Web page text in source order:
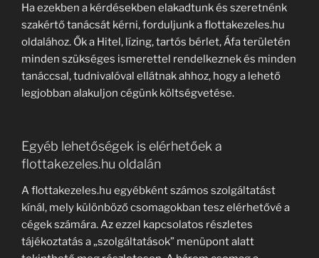
Ha ezekben a kérdésekben elakadtunk és szeretnénk
szakértő tanácsát kérni, forduljunk a flottakezeles.hu
oldalához. Ők a Hitel, lízing, tartós bérlet, Áfa területén
minden szükséges ismerettel rendelkeznek és minden
tanáccsal, tudnivalóval ellátnak ahhoz, hogy a lehető
legjobban alakuljon cégünk költségvetése.
Egyéb lehetőségek is elérhetőek a
flottakezeles.hu oldalán
A flottakezeles.hu egyébként számos szolgáltatást
kínál, mely különböző csomagokban tesz elérhetővé a
cégek számára. Az ezzel kapcsolatos részletes
tájékoztatás a „szolgáltatások” menüpont alatt